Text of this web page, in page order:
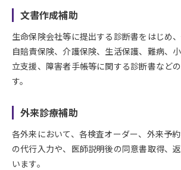
文書作成補助
生命保険会社等に提出する診断書をはじめ、
自賠責保険、介護保険、生活保護、難病、
立支援、障害者手帳等に関する診断書など
す。
外来診療補助
各外来において、各検査オーダー、外来予
の代行入力や、医師説明後の同意書取得、
います。